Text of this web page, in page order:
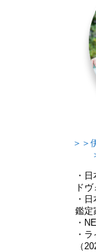
＞＞
・
ド
・
鑑定
・
・
（